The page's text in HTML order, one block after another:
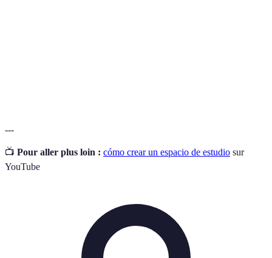
---
📺 Pour aller plus loin : cómo crear un espacio de estudio sur
YouTube